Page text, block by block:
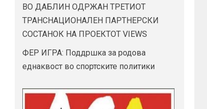
ВО ДАБЛИН ОДРЖАН ТРЕТИОТ
ТРАНСНАЦИОНАЛЕН ПАРТНЕРСКИ
СОСТАНОК НА ПРОЕКТОТ VIEWS
ФЕР ИГРА: Поддршка за родова
еднаквост во спортските политики